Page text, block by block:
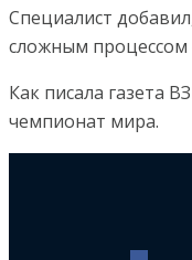
Специалист
сложным процессом
Как писала газета
чемпионат мира.